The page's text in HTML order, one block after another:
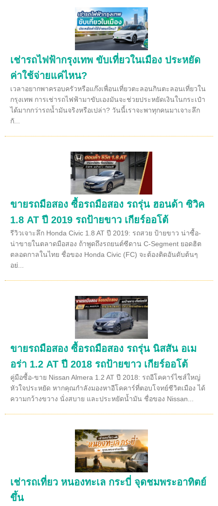
เช่ารถไฟฟ้ากรุงเทพ ขับเที่ยวในเมือง ประหยัด
ค่าใช้จ่ายแค่ไหน?
เวลาอยากพาครอบครัวหรือแก๊งเพื่อนเที่ยวตะลอนกินตะลอนเที่ยวใน
กรุงเทพ การเช่ารถไฟฟ้ามาขับเองมันจะช่วยประหยัดเงินในกระเป๋า
ได้มากกว่ารถน้ำมันจริงหรือเปล่า? วันนี้เราจะพาทุกคนมาเจาะลึก
กั...
ขายรถมือสอง ซื้อรถมือสอง รถรุ่น ฮอนด้า ซิวิค
1.8 AT ปี 2019 รถป้ายขาว เกียร์ออโต้
รีวิวเจาะลึก Honda Civic 1.8 AT ปี 2019: รถสวย ป้ายขาว น่าซื้อ-
น่าขายในตลาดมือสอง ถ้าพูดถึงรถยนต์ซีดาน C-Segment ยอดฮิต
ตลอดกาลในไทย ชื่อของ Honda Civic (FC) จะต้องติดอันดับต้นๆ
อย่...
ขายรถมือสอง ซื้อรถมือสอง รถรุ่น นิสสัน อเม
อร่า 1.2 AT ปี 2018 รถป้ายขาว เกียร์ออโต้
คู่มือซื้อ-ขาย Nissan Almera 1.2 AT ปี 2018: รถอีโคคาร์ไซส์ใหญ่
หัวใจประหยัด หากคุณกำลังมองหาอีโคคาร์ที่ตอบโจทย์ชีวิตเมือง ได้
ความกว้างขวาง นั่งสบาย และประหยัดน้ำมัน ชื่อของ Nissan...
เช่ารถเที่ยว หนองทะเล กระบี่ จุดชมพระอาทิตย์
ขึ้น